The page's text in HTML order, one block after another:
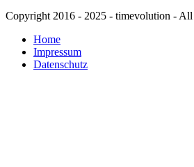
Copyright 2016 - 2025 - timevolution - All
Home
Impressum
Datenschutz